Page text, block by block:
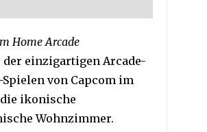
Home Arcade
einzigartigen Arcade-
von Capcom im
ikonische
Wohnzimmer.